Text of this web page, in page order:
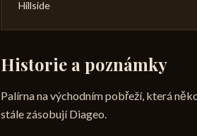
Hillside
Historie a poznámky
Palírna na východním pobřeží, která
stále zásobují Diageo.